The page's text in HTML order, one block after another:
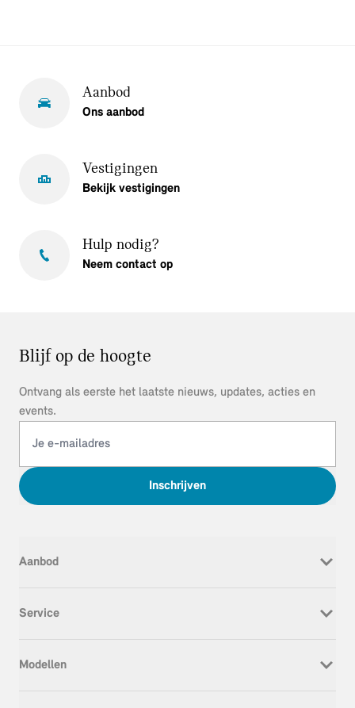
Aanbod
Ons aanbod
Vestigingen
Bekijk vestigingen
Hulp nodig?
Neem contact op
Blijf op de hoogte
Ontvang als eerste het laatste nieuws, updates, acties en
events.
Inschrijven
Aanbod
Occasion
Service
Onderhoud & Reparatie
Modellen